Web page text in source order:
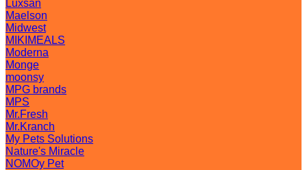
Luxsan
Maelson
Midwest
MIKIMEALS
Moderna
Monge
moonsy
MPG brands
MPS
Mr.Fresh
Mr.Kranch
My Pets Solutions
Nature's Miracle
NOMOy Pet